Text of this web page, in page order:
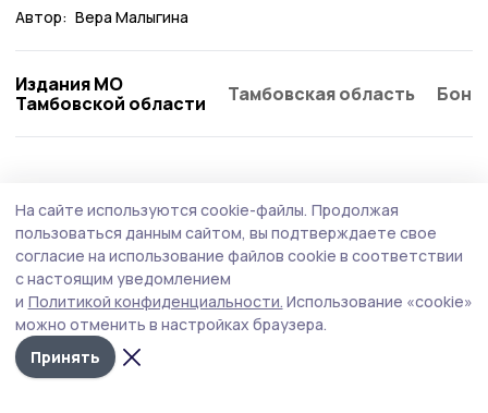
Автор: Вера Малыгина
Издания МО
Тамбовской области
Тамбовская область
На сайте используются cookie-файлы. Продолжая
пользоваться данным сайтом, вы подтверждаете свое
согласие на использование файлов cookie в соответствии
с настоящим уведомлением
и Политикой конфиденциальности. Использование «cookie»
можно отменить в настройках браузера.
Принять